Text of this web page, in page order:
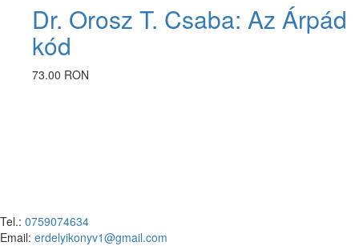
Dr. Orosz T. Csaba: Az Árpád
kód
73.00 RON
Tel.: 0759074634
Email: erdelyikonyv1@gmail.com